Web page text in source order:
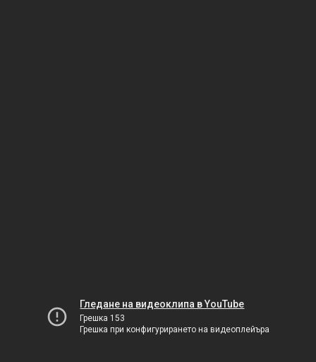
Гледане на видеоклипа в YouTube
Грешка 153
Грешка при конфигурирането на видеоплейъра